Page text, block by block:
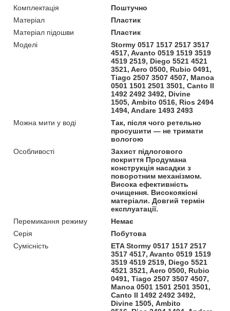
Комплектація
Поштучно
Матеріал
Пластик
Матеріал підошви
Пластик
Моделі
Stormy 0517 1517 2517 3517
4517, Avanto 0519 1519 3519
4519 2519, Diego 5521 4521
3521, Aero 0500, Rubio 0491,
Tiago 2507 3507 4507, Manoa
0501 1501 2501 3501, Canto II
1492 2492 3492, Divine
1505, Ambito 0516, Rios 2494
1494, Andare 1493 2493
Можна мити у воді
Так, після чого ретельно
просушити — не тримати
вологою
Особливості
Захист підлогового
покриття Продумана
конструкція насадки з
поворотним механізмом.
Висока ефективність
очищення. Високоякісні
матеріали. Довгий термін
експлуатації.
Перемикання режиму
Немає
Серія
Побутова
Сумісність
ETA Stormy 0517 1517 2517
3517 4517, Avanto 0519 1519
3519 4519 2519, Diego 5521
4521 3521, Aero 0500, Rubio
0491, Tiago 2507 3507 4507,
Manoa 0501 1501 2501 3501,
Canto II 1492 2492 3492,
Divine 1505, Ambito